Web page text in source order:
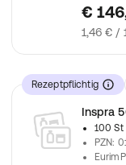
€
1,46 € /
Rezeptpflichtig
Inspra
100 St
PZN: